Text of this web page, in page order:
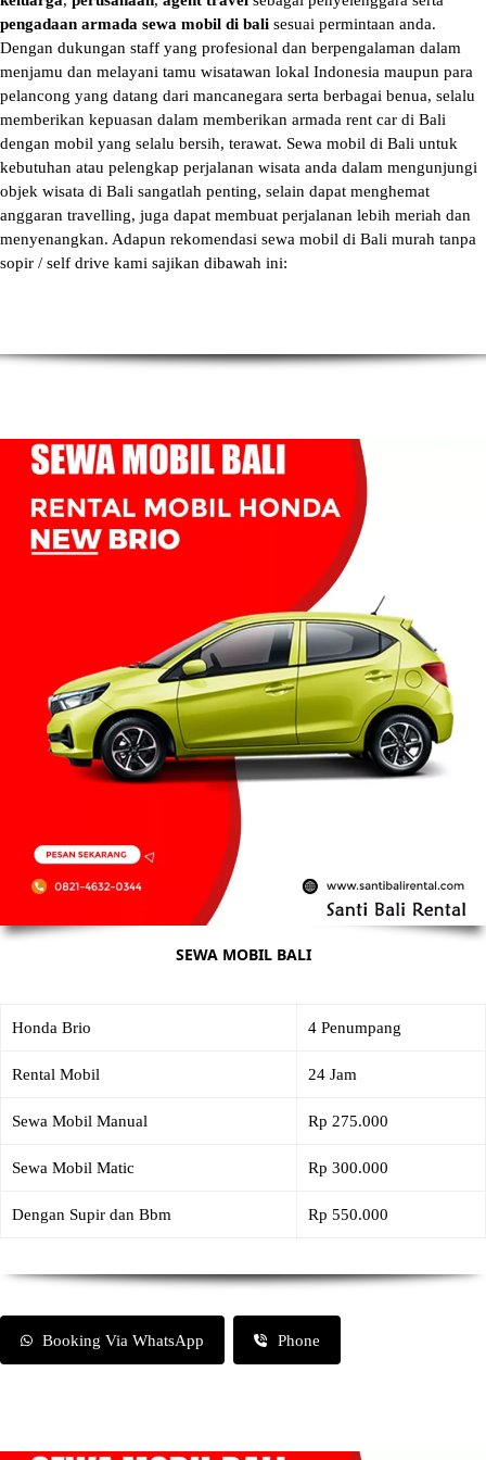
pengadaan armada sewa mobil di bali sesuai permintaan anda.
Dengan dukungan staff yang profesional dan berpengalaman dalam
menjamu dan melayani tamu wisatawan lokal Indonesia maupun para
pelancong yang datang dari mancanegara serta berbagai benua, selalu
memberikan kepuasan dalam memberikan armada rent car di Bali
dengan mobil yang selalu bersih, terawat. Sewa mobil di Bali untuk
kebutuhan atau pelengkap perjalanan wisata anda dalam mengunjungi
objek wisata di Bali sangatlah penting, selain dapat menghemat
anggaran travelling, juga dapat membuat perjalanan lebih meriah dan
menyenangkan. Adapun rekomendasi sewa mobil di Bali murah tanpa
sopir / self drive kami sajikan dibawah ini:
SEWA MOBIL BALI
Honda Brio 4 Penumpang
Rental Mobil 24 Jam
Sewa Mobil Manual Rp 275.000
Sewa Mobil Matic Rp 300.000
Dengan Supir dan Bbm Rp 550.000
Booking Via WhatsApp Phone